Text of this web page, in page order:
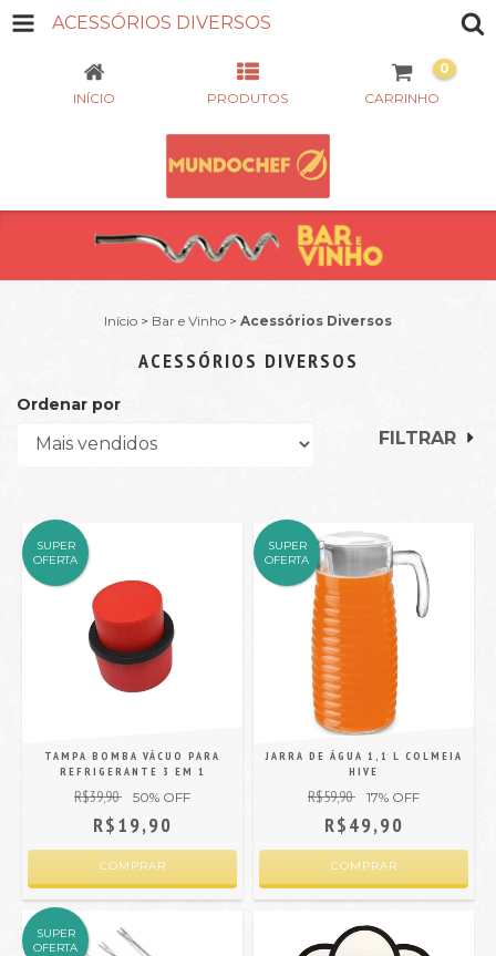
ACESSÓRIOS DIVERSOS
INÍCIO PRODUTOS CARRINHO
0
Início > Bar e Vinho > Acessórios Diversos
ACESSÓRIOS DIVERSOS
Ordenar por
FILTRAR
SUPER
OFERTA
TAMPA BOMBA VÁCUO PARA
REFRIGERANTE 3 EM 1
R$39,90 50% OFF
R$19,90
SUPER
OFERTA
JARRA DE ÁGUA 1,1 L COLMEIA
HIVE
R$59,90 17% OFF
R$49,90
SUPER
OFERTA